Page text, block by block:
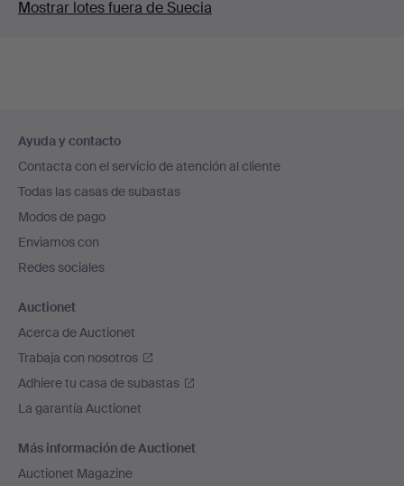
Mostrar lotes fuera de Suecia
en
el
pie
de
página
Ayuda y contacto
Contacta con el servicio de atención al cliente
Todas las casas de subastas
Modos de pago
Enviamos con
Redes sociales
Auctionet
Acerca de Auctionet
Trabaja con nosotros
Adhiere tu casa de subastas
La garantía Auctionet
Más información de Auctionet
Auctionet Magazine